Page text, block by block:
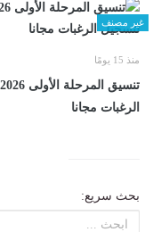
غير مصنف
منذ 15 يومًا
الرغبات مجانا
بحث سريع: